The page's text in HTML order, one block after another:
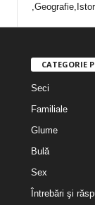
CATEGORIE
Seci
Familiale
Glume
Bulă
Sex
Întrebări şi